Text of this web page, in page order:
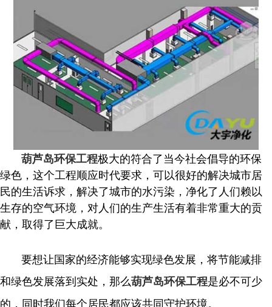
葫芦岛环保工程极大的符合了当今社会倡导的环保
绿色，这个工程顺应时代要求，可以很好的解决城市居
民的生活诉求，解决了城市的水污染，净化了人们赖以
生存的空气环境，对人们的生产生活有着非常重大的贡
献，取得了巨大成就。
要想让国家的经济能够实现绿色发展，将节能减排
和绿色发展落到实处，那么葫芦岛环保工程是必不可少
的，同时我们每个居民都应该共同守护环境。